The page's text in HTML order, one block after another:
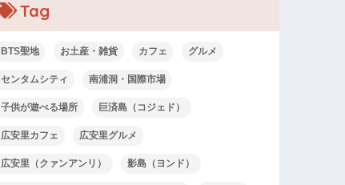
Tag
BTS聖地 お土産・雑貨 カフェ グルメ
センタムシティ 南浦洞・国際市場
子供が遊べる場所 巨済島（コジェド）
広安里カフェ 広安里グルメ
広安里（クァンアンリ） 影島（ヨンド）